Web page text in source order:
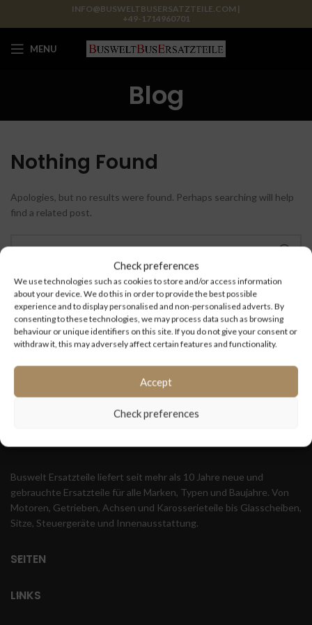
Check preferences
We use technologies such as cookies to store and/or access information
about your device. We do this in order to provide the best possible
experience and to display personalised and non-personalised adverts. By
consenting to these technologies, we may process data such as browsing
behaviour or unique identifiers on this site. If you do not give your consent or
withdraw it, this may adversely affect certain features and functionality.
Accept
Check preferences
INFO@BUSWELTBUSERSATZTEILE.COM |
+49-1714960701
MENU
Blog
Nothing Found
Apologies, but no results were found. Perhaps searching will help
find a related post.
Buswelt Ersatzteile liefert seit mehr als 10 Jahre neue und
gebrauchte Ersatzteile für alle Marken, Typen und Baujahre. Von
Motoren, Getrieben, Achsen und Karosserieteile bis Glasscheiben,
Sitze, Steuergeräte und Innenausstattung.
SEITEN
LINKS